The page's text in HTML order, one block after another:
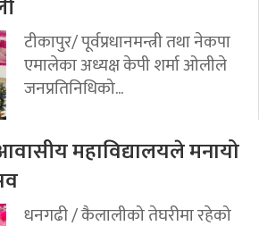
टीकापुर/ पूर्वप्रधानमन्त्री तथा नेकपा
एमालेका अध्यक्ष केपी शर्मा ओलीले
जनप्रतिनिधिको...
महाविद्यालयले मनायो
धनगढी / कैलालीको तेघरीमा रहेको